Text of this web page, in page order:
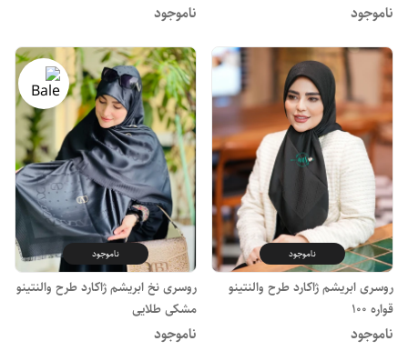
ناموجود ناموجود
ناموجود
روسری ابریشم ژاکارد طرح والنتینو
قواره 100
ناموجود
ناموجود
روسری نخ ابریشم ژاکارد طرح والنتینو
مشکی طلایی
ناموجود